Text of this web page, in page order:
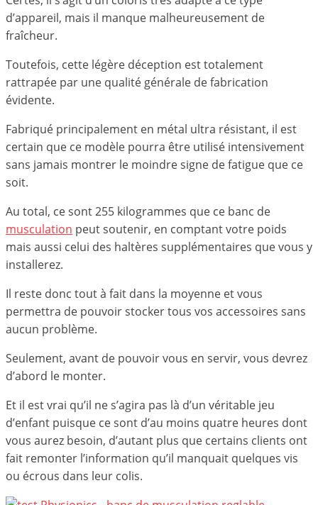
d’appareil, mais il manque malheureusement de
fraîcheur.
Toutefois, cette légère déception est totalement
rattrapée par une qualité générale de fabrication
évidente.
Fabriqué principalement en métal ultra résistant, il est
certain que ce modèle pourra être utilisé intensivement
sans jamais montrer le moindre signe de fatigue que ce
soit.
Au total, ce sont 255 kilogrammes que ce banc de
musculation peut soutenir, en comptant votre poids
mais aussi celui des haltères supplémentaires que vous y
installerez.
Il reste donc tout à fait dans la moyenne et vous
permettra de pouvoir stocker tous vos accessoires sans
aucun problème.
Seulement, avant de pouvoir vous en servir, vous devrez
d’abord le monter.
Et il est vrai qu’il ne s’agira pas là d’un véritable jeu
d’enfant puisque ce sont d’au moins quatre heures dont
vous aurez besoin, d’autant plus que certains clients ont
fait remonter l’information qu’il manquait quelques vis
ou écrous dans leur colis.